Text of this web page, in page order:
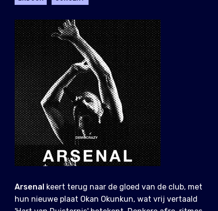
Arsenal keert terug naar de gloed van de club, met
hun nieuwe plaat Okan Okunkun, wat vrij vertaald